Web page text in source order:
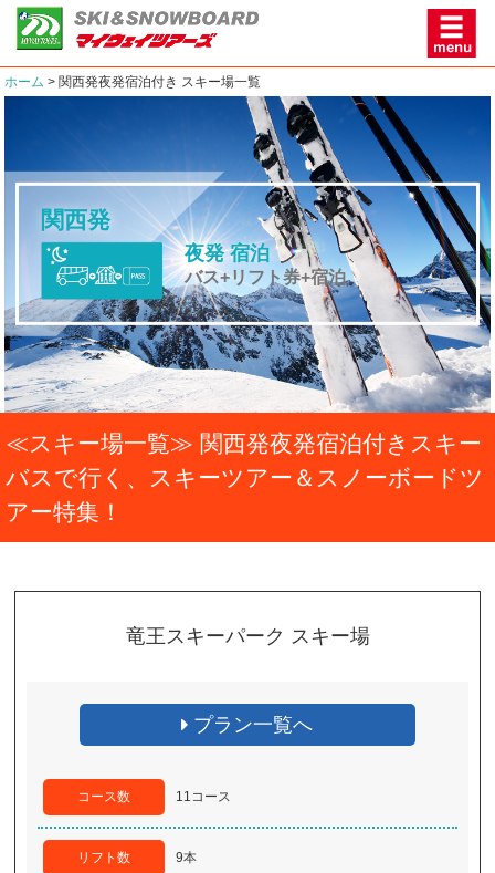
ホーム 関西発夜発宿泊付き スキー場一覧
関西発
夜発 宿泊
バス+リフト券+宿泊
≪スキー場一覧≫ 関西発夜発宿泊付きスキー
バスで行く、スキーツアー＆スノーボードツ
アー特集！
竜王スキーパーク スキー場
プラン一覧へ
コース数 11コース
リフト数 9本